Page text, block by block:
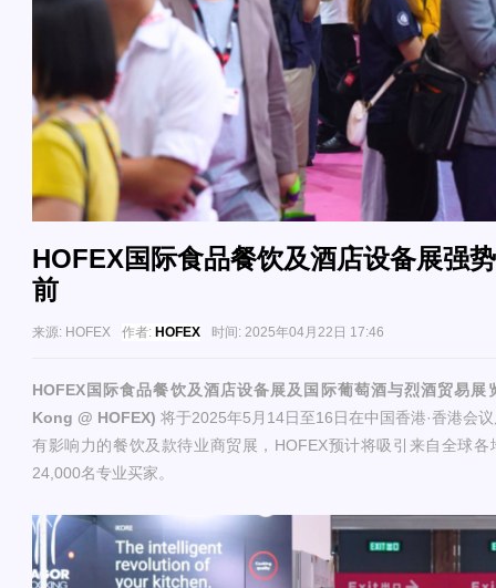
HOFEX国际食品餐饮及酒店设备展强
前
来源: HOFEX 作者: HOFEX 时间: 2025年04月22日 17:46
HOFEX国际食品餐饮及酒店设备展及国际葡萄酒与烈酒贸易展
Kong @ HOFEX) 将于2025年5月14日至16日在中国香港·香港会
有影响力的餐饮及款待业商贸展，HOFEX预计将吸引来自全球
24,000名专业买家。